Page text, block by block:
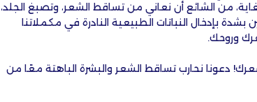
من الشائع أن نعاني من تساقط الشعر، وتصبغ الجلد،
بإدخال النباتات الطبيعية النادرة في مكملاتنا
وروحك.
دعونا نحارب تساقط الشعر والبشرة الباهتة معًا من